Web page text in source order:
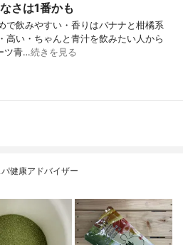
さは1番かも
で飲みやすい・香りはバナナと柑橘系
高い・ちゃんと青汁を飲みたい人から
ツ青…続きを見る
健康アドバイザー